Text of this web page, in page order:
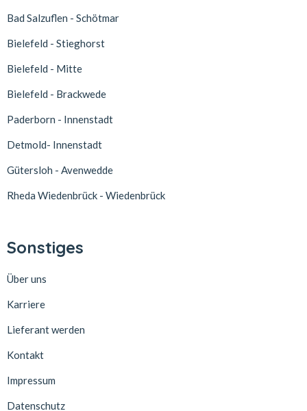
Bad Salzuflen - Schötmar
Bielefeld - Stieghorst
Bielefeld - Mitte
Bielefeld - Brackwede
Paderborn - Innenstadt
Detmold- Innenstadt
Gütersloh - Avenwedde
Rheda Wiedenbrück - Wiedenbrück
Sonstiges
Über uns
Karriere
Lieferant werden
Kontakt
Impressum
Datenschutz